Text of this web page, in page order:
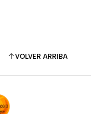
VOLVER ARRIBA